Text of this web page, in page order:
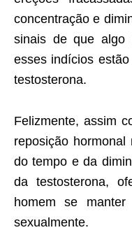
concentração e
sinais de que algo
esses indícios
testosterona.
Felizmente, assim
reposição
do tempo e da
da testosterona,
homem se
sexualmente.